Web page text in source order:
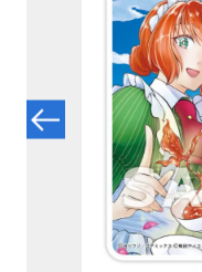
コミック・ラノベ
占い
プロレス
数学